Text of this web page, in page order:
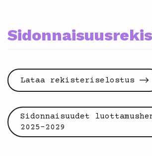
Lataa rekisteriselostus
Sidonnaisuudet
2025-2029